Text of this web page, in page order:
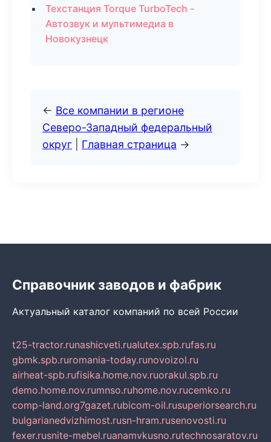
Техстанция Torque TurboTech -
Автозвук и мультимедиа в
Новокузнецк
← Все компании в регионе
Северо-Западный федеральный
округ
Главная страница →
Справочник заводов и фабрик
Актуальный каталог компаний по всей России
t25-tractor.runashicveti.rualutex.spb.rufas.ru
gbmk.spb.ruromania-today.runovoizol.ru
airheat-spb.rufisika.home.nov.ruorakul.spb.ru
demo.home.nov.rumnso.ruhome.nov.rucemko.ru
comp-land.org7gazet.rubicom-oil.rusuperiorsearch.ru
bulgarianedvizhimost.rusn-hram.rusenovosti.ru
fexer.rusnite-mebel.ruanamvkusno.rutechnosaratov.ru